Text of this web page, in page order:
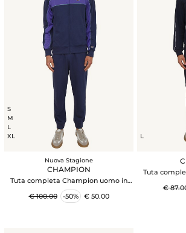
S
M
L
XL
Nuova Stagione
CHAMPION
Tuta completa Champion uomo in
misto cotone blu
€ 100.00
-50% € 50.00
L
Tuta
€